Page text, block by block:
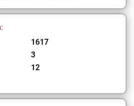
1617
3
12